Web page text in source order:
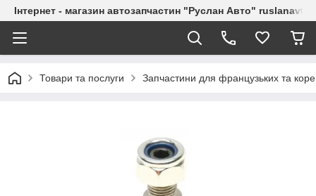
Інтернет - магазин автозапчастин "Руслан Авто"
Товари та послуги Запчастини для французьких та